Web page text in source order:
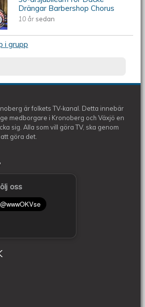
Chorus
Drängar Barbershop Chorus
10 år sedan
i grupp
är folkets TV-kanal. Detta innebär
medborgare i Kronoberg och Växjö en
sig. Alla som vill göra TV, ska genom
göra det.
oss